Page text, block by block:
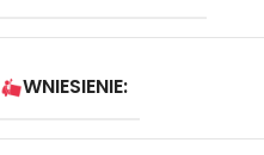
WNIESIENIE: